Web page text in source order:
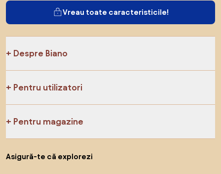
Vreau toate caracteristicile!
Despre Biano
Pentru utilizatori
Pentru magazine
Asigură-te că explorezi